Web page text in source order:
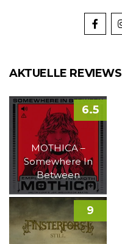
AKTUELLE REVIEWS
MOTHICA –
Somewhere In
Between
6.5
9